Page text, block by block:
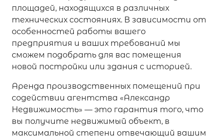
площадей, находящихся в различных
технических состояниях. В зависимости от
особенностей работы вашего
предприятия и ваших требований мы
сможем подобрать для вас помещения
новой постройки или здания с историей.
Аренда производственных помещений при
содействии агентства «Александр
Недвижимость» — это гарантия того, что
вы получите недвижимый объект, в
максимальной степени отвечающий вашим